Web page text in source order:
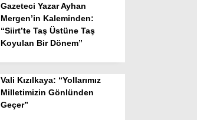
Gazeteci Yazar Ayhan
Mergen’in Kaleminden:
“Siirt’te Taş Üstüne Taş
Koyulan Bir Dönem”
Vali Kızılkaya: “Yollarımız
Milletimizin Gönlünden
Geçer”